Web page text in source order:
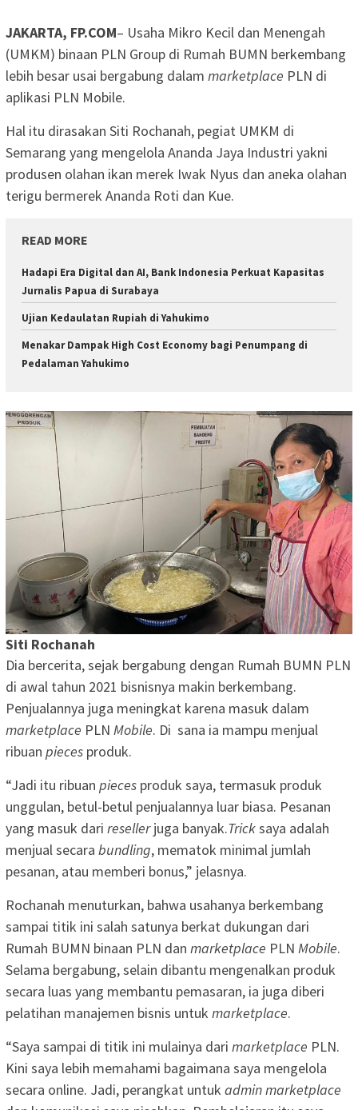
JAKARTA, FP.COM– Usaha Mikro Kecil dan Menengah
(UMKM) binaan PLN Group di Rumah BUMN berkembang
lebih besar usai bergabung dalam marketplace PLN di
aplikasi PLN Mobile.
Hal itu dirasakan Siti Rochanah, pegiat UMKM di
Semarang yang mengelola Ananda Jaya Industri yakni
produsen olahan ikan merek Iwak Nyus dan aneka olahan
terigu bermerek Ananda Roti dan Kue.
READ MORE
Hadapi Era Digital dan AI, Bank Indonesia Perkuat Kapasitas
Jurnalis Papua di Surabaya
Ujian Kedaulatan Rupiah di Yahukimo
Menakar Dampak High Cost Economy bagi Penumpang di
Pedalaman Yahukimo
Siti Rochanah
Dia bercerita, sejak bergabung dengan Rumah BUMN PLN
di awal tahun 2021 bisnisnya makin berkembang.
Penjualannya juga meningkat karena masuk dalam
marketplace PLN Mobile. Di sana ia mampu menjual
ribuan pieces produk.
“Jadi itu ribuan pieces produk saya, termasuk produk
unggulan, betul-betul penjualannya luar biasa. Pesanan
yang masuk dari resellerjuga banyak.Tricksaya adalah
menjual secara bundling, mematok minimal jumlah
pesanan, atau memberi bonus,” jelasnya.
Rochanah menuturkan, bahwa usahanya berkembang
sampai titik ini salah satunya berkat dukungan dari
Rumah BUMN binaan PLN dan marketplace PLN Mobile.
Selama bergabung, selain dibantu mengenalkan produk
secara luas yang membantu pemasaran, ia juga diberi
pelatihan manajemen bisnis untuk marketplace.
“Saya sampai di titik ini mulainya dari marketplace PLN.
Kini saya lebih memahami bagaimana saya mengelola
secara online. Jadi, perangkat untuk admin marketplace